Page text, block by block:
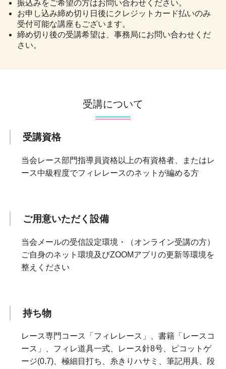
振込みをご希望の方はお問い合わせください。
お申し込み締め切り日後にクレジットカード払いのみ
受付可能な講座もございます。
締め切り後の受講希望は、事務局にお問い合わせくだ
さい。
受講について
受講資格
当会レース部門指導員資格以上の有資格者、またはレ
ース中級程度でフィレレースのネットが編める方
ご用意いただく設備
当会メールの受信設定環境・（オンライン受講の方）
ご自身のネット環境及びZOOMアプリの更新等環境を
整えください
持ち物
レース専門コース「フィレレース」、書籍「レースコ
ース」、フィレ道具一式、レース針8号、ピコットゲ
ージ(0.7)、極細目打ち、糸きりハサミ、筆記用具、段